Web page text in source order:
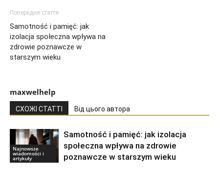
Попередня стаття
Samotność i pamięć: jak
izolacja społeczna wpływa na
zdrowie poznawcze w
starszym wieku
maxwelhelp
СХОЖІ СТАТТІ Від цього автора
Najnowsze
wiadomości i
artykuły
Samotność i pamięć: jak izolacja
społeczna wpływa na zdrowie
poznawcze w starszym wieku